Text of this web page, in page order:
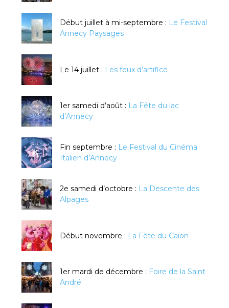
Début juillet à mi-septembre : Le Festival
Annecy Paysages
Le 14 juillet : Les feux d’artifice
1er samedi d’août : La Fête du lac
d’Annecy
Fin septembre : Le Festival du Cinéma
Italien d’Annecy
2e samedi d’octobre : La Descente des
Alpages
Début novembre : La Fête du Caïon
1er mardi de décembre : Foire de la Saint
André